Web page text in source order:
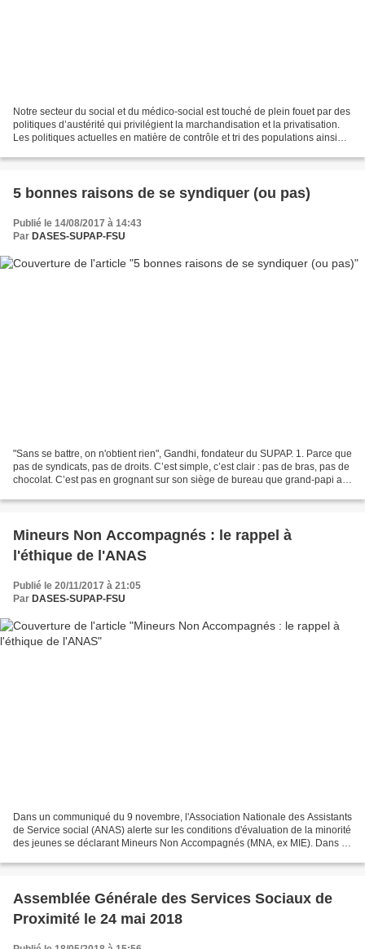
Notre secteur du social et du médico-social est touché de plein fouet par des
politiques d’austérité qui privilégient la marchandisation et la privatisation.
Les politiques actuelles en matière de contrôle et tri des populations ainsi
5 bonnes raisons de se syndiquer (ou pas)
Publié le 14/08/2017 à 14:43
Par DASES-SUPAP-FSU
"Sans se battre, on n'obtient rien", Gandhi, fondateur du SUPAP. 1. Parce que
pas de syndicats, pas de droits. C’est simple, c’est clair : pas de bras, pas de
chocolat. C’est pas en grognant sur son siège de bureau que grand-papi a
Mineurs Non Accompagnés : le rappel à
l'éthique de l'ANAS
Publié le 20/11/2017 à 21:05
Par DASES-SUPAP-FSU
Dans un communiqué du 9 novembre, l'Association Nationale des Assistants
de Service social (ANAS) alerte sur les conditions d'évaluation de la minorité
des jeunes se déclarant Mineurs Non Accompagnés (MNA, ex MIE). Dans le
Assemblée Générale des Services Sociaux de
Proximité le 24 mai 2018